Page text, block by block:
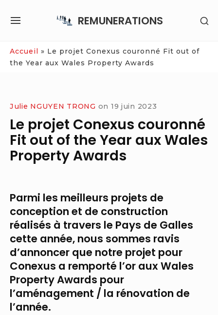
REMUNERATIONS
SITE
Accueil » Le projet Conexus couronné Fit out of
the Year aux Wales Property Awards
Julie NGUYEN TRONG on 19 juin 2023
Le projet Conexus couronné
Fit out of the Year aux Wales
Property Awards
Parmi les meilleurs projets de
conception et de construction
réalisés à travers le Pays de Galles
cette année, nous sommes ravis
d’annoncer que notre projet pour
Conexus a remporté l’or aux Wales
Property Awards pour
l’aménagement / la rénovation de
l’année.